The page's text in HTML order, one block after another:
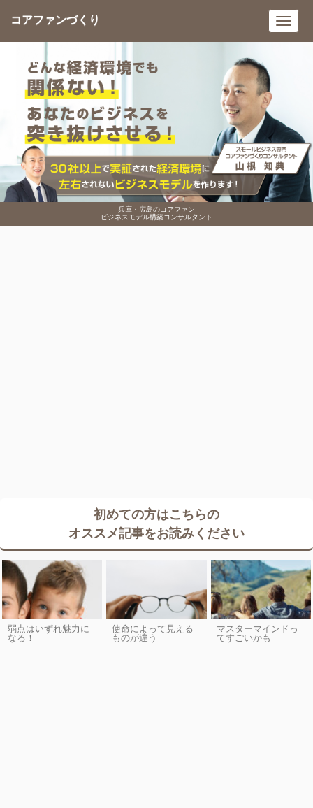
兵庫・広島のコアファン
ビジネスモデル構築コンサルタント
コアファンづくり
初めての方はこちらの
オススメ記事をお読みください
弱点はいずれ魅力に
なる！
使命によって見える
ものが違う
マスターマインドっ
てすごいかも